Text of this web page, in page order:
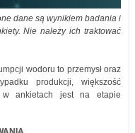
dane są wynikiem badania i
Nie należy ich traktować
wodoru to przemysł oraz
produkcji, większość
w ankietach jest na etapie